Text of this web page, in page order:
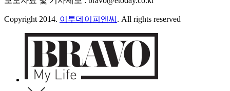
Copyright 2014. 이투데이피엔씨 . All rights reserved